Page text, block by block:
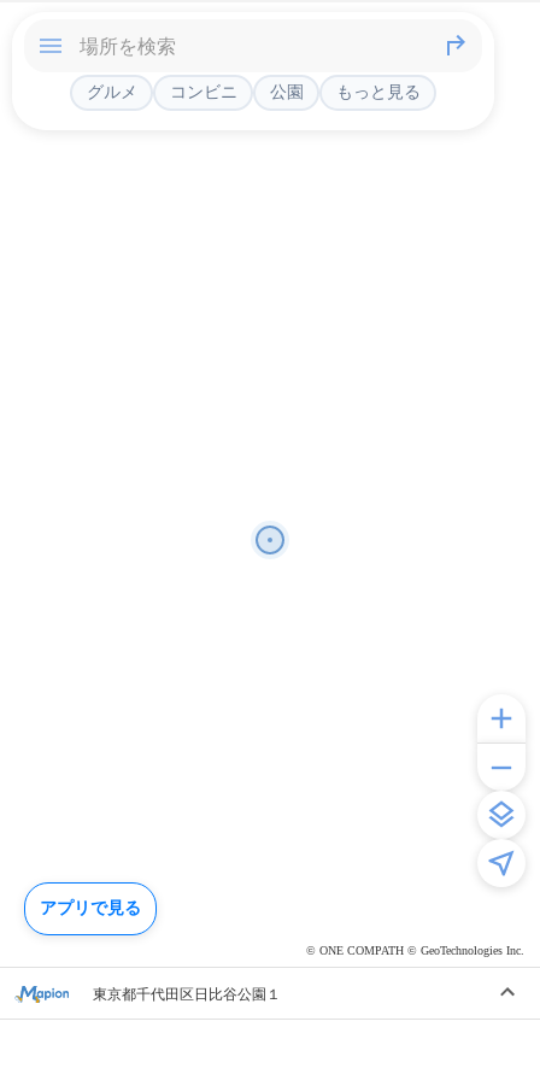
© ONE COMPATH © GeoTechnologies Inc.
グルメ コンビニ 公園 もっと見る
東京都千代田区日比谷公園１
アプリで見る